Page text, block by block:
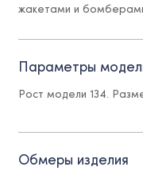
жакетами и бомберами
идеальную посадку.
Детали:
Параметры
Рост модели 134.
Обмеры изделия